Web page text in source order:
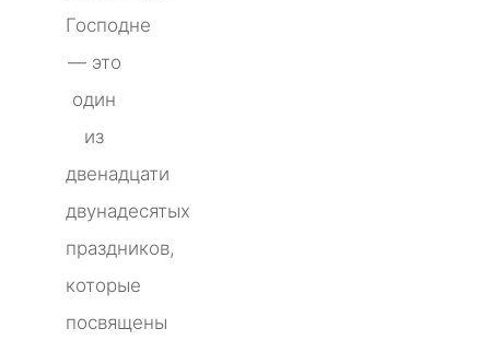
Господне
— это
один
из
двенадцати
двунадесятых
праздников,
которые
посвящены